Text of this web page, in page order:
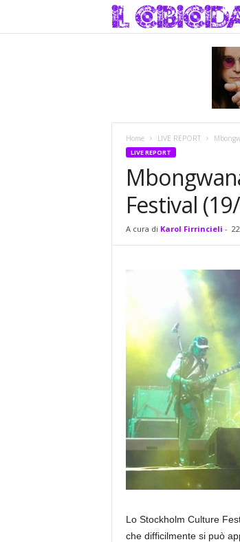
Home LIVE REPORT
LIVE REPORT
Festival
A cura di Karol Firrincieli -
Lo Stockholm Culture
che difficilmente si può